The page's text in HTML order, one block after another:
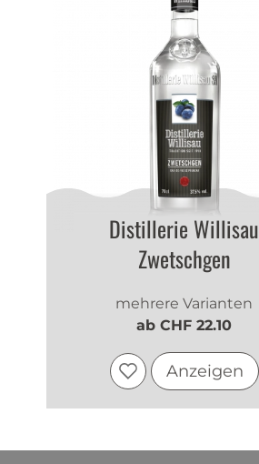
Distillerie Willisau
Zwetschgen
mehrere Varianten
ab CHF 22.10
Anzeigen